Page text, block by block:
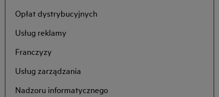
Opłat dystrybucyjnych
Usług reklamy
Franczyzy
Usług zarządzania
Nadzoru informatycznego